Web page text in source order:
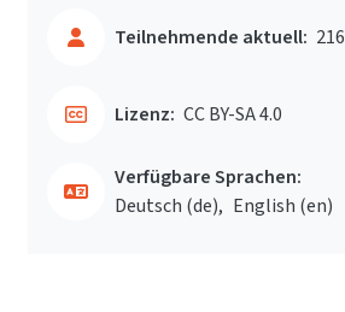
Teilnehmende aktuell: 216
Lizenz: CC BY-SA 4.0
Verfügbare Sprachen:
Deutsch ‎(de)‎
English ‎(en)‎